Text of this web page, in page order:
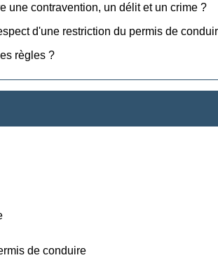
une contravention, un délit et un crime ?
d'une restriction du permis de
règles ?
de conduire